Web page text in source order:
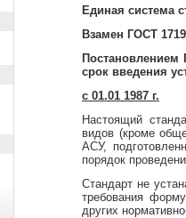
Единая система
Взамен ГОСТ
Постановлением
срок введения
с 01.01 1987 г.
Настоящий
видов (кроме
АСУ,
порядок
Стандарт не
требования
других